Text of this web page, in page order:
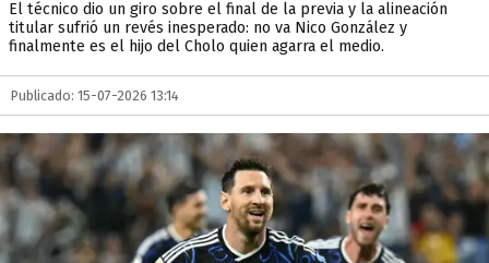
El técnico dio un giro sobre el final de la previa y la alineación
titular sufrió un revés inesperado: no va Nico González y
finalmente es el hijo del Cholo quien agarra el medio.
Publicado: 15-07-2026 13:14